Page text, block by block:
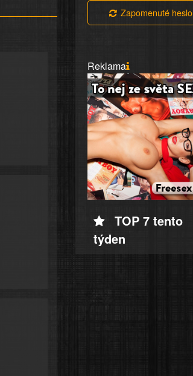
Zapomenuté heslo
Reklama
TOP 7 tento
týden